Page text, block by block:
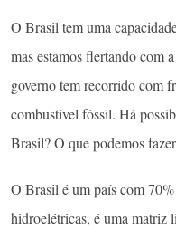
O Brasil tem uma
mas estamos flertando com
governo tem recorrido com
combustível fóssil. Há
Brasil? O que podemos
O Brasil é um país com
hidroelétricas, é uma matriz